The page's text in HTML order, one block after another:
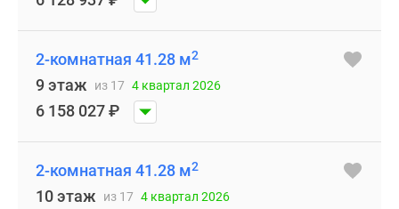
2-комнатная 41.28 м2
9 этаж из 17 4 квартал 2026
6 158 027₽
2-комнатная 41.28 м2
10 этаж из 17 4 квартал 2026